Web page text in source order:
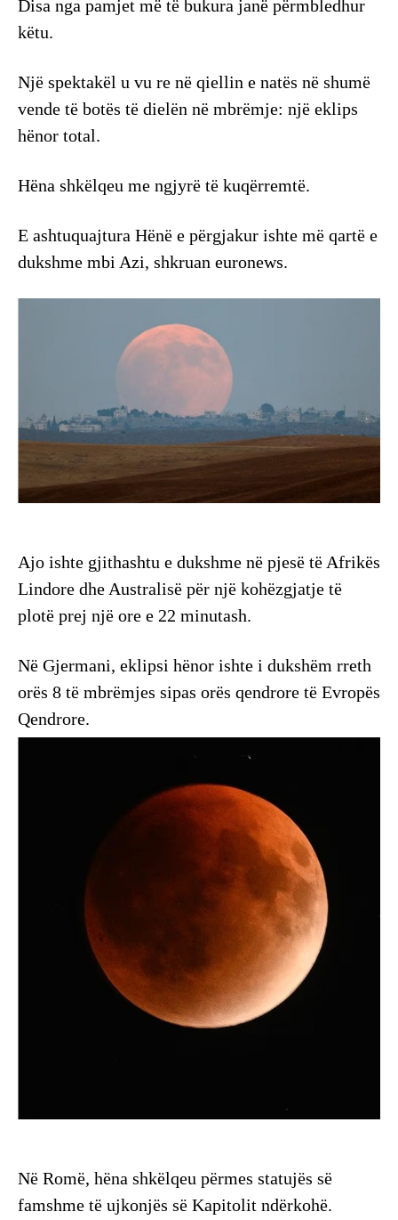
Disa nga pamjet më të bukura janë përmbledhur
këtu.
Një spektakël u vu re në qiellin e natës në shumë
vende të botës të dielën në mbrëmje: një eklips
hënor total.
Hëna shkëlqeu me ngjyrë të kuqërremtë.
E ashtuquajtura Hënë e përgjakur ishte më qartë e
dukshme mbi Azi, shkruan euronews.
Ajo ishte gjithashtu e dukshme në pjesë të Afrikës
Lindore dhe Australisë për një kohëzgjatje të
plotë prej një ore e 22 minutash.
Në Gjermani, eklipsi hënor ishte i dukshëm rreth
orës 8 të mbrëmjes sipas orës qendrore të Evropës
Qendrore.
Në Romë, hëna shkëlqeu përmes statujës së
famshme të ujkonjës së Kapitolit ndërkohë.